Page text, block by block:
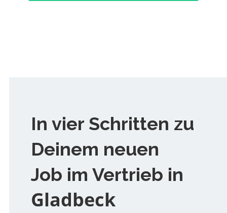
In vier Schritten zu
Deinem neuen
Job im Vertrieb in
Gladbeck